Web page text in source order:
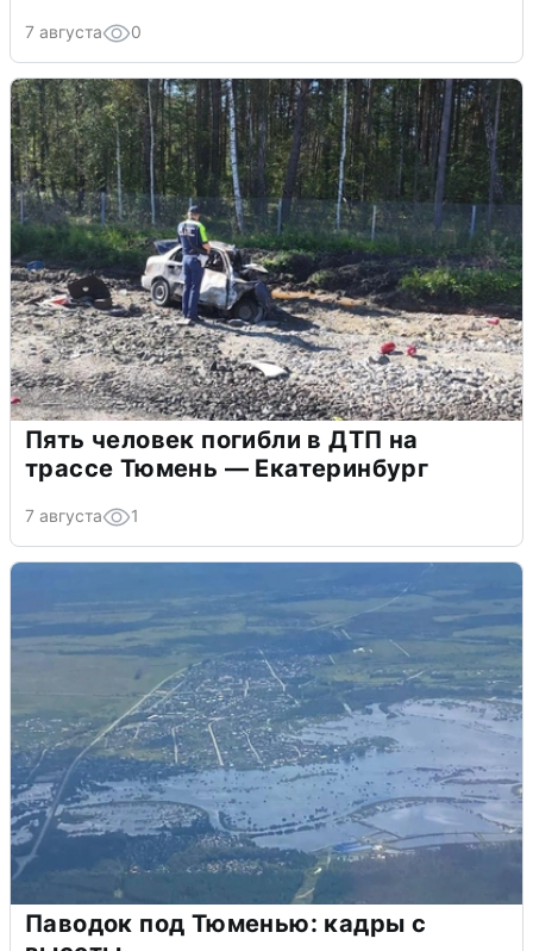
7 августа 0
Пять человек погибли в ДТП на
трассе Тюмень — Екатеринбург
7 августа 1
Паводок под Тюменью: кадры с